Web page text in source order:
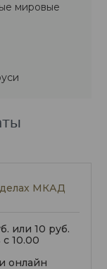
мировые
МКАД
или 10 руб.
10.00
онлайн